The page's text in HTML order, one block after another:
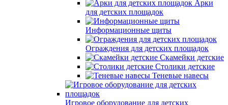
Арки
для детских площадок
Информационные щиты
Ограждения для детских площадок
Скамейки детские
Столики детские
Теневые навесы
Игровое оборудование для детских